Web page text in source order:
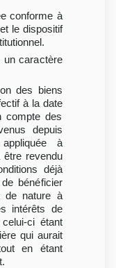
conforme à
le dispositif
un caractère
des biens
à la date
compte des
depuis
à
être revendu
déjà
bénéficier
de nature à
intérêts de
ci étant
qui aurait
en étant